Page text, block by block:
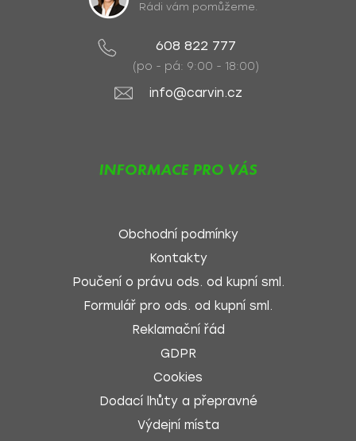
Rádi vám pomůžeme.
608 822 777
(po - pá: 9:00 - 18:00)
info@carvin.cz
INFORMACE PRO VÁS
Obchodní podmínky
Kontakty
Poučení o právu ods. od kupní sml.
Formulář pro ods. od kupní sml.
Reklamační řád
GDPR
Cookies
Dodací lhůty a přepravné
Výdejní místa